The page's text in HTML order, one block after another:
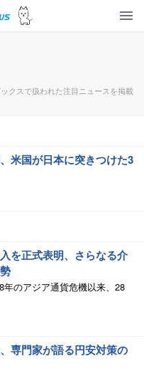
クスで扱われた注目ニュースを掲載
米国が日本に突きつけた3
を正式表明、さらなる介
年のアジア通貨危機以来、28
専門家が語る円安対策の